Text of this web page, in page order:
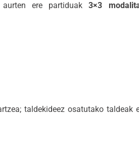
aurten ere partiduak3×3
taldekideez osatutako taldeak